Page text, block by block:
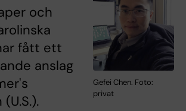
Gefei Chen. Foto:
privat
och
fått ett
anslag